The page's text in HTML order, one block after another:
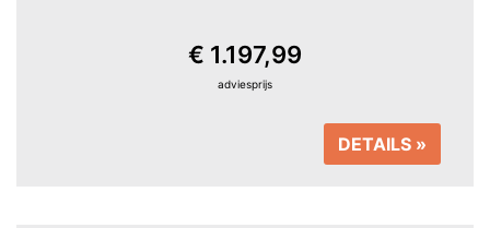
€ 1.197,99
adviesprijs
DETAILS »